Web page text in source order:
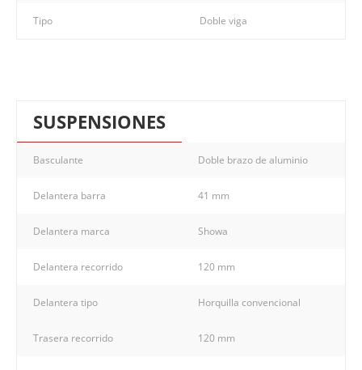
Tipo Doble viga
SUSPENSIONES
Basculante Doble brazo de aluminio
Delantera barra 41 mm
Delantera marca Showa
Delantera recorrido 120 mm
Delantera tipo Horquilla convencional
Trasera recorrido 120 mm